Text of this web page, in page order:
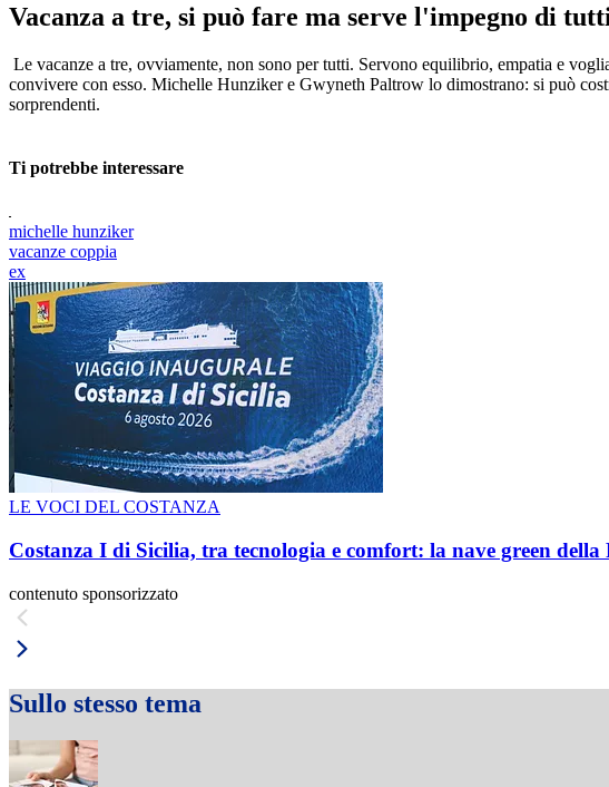
Vacanza a tre, si può fare ma serve l'impegno di
Le vacanze a tre, ovviamente, non sono per tutti. Servono equilibrio, empatia e
convivere con esso. Michelle Hunziker e Gwyneth Paltrow lo dimostrano: si può
sorprendenti.
Ti potrebbe interessare
michelle hunziker
vacanze coppia
ex
LE VOCI DEL COSTANZA
Costanza I di Sicilia, tra tecnologia e comfort: la nave green della
contenuto sponsorizzato
Sullo stesso tema